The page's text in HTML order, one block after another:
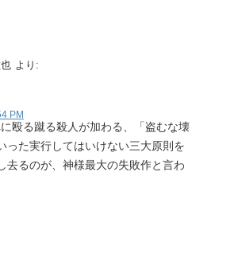
より:
PM
殴る蹴る殺人が加わる、「盗むな壊
った実行してはいけない三大原則を
去るのが、神様最大の失敗作と言わ